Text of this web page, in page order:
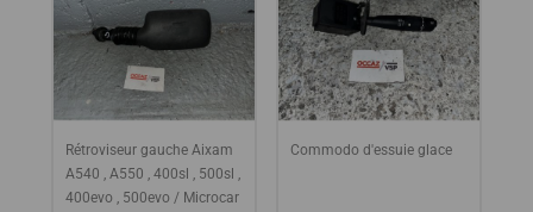
Rétroviseur gauche Aixam
A540 , A550 , 400sl , 500sl ,
400evo , 500evo / Microcar
Commodo d'essuie glace